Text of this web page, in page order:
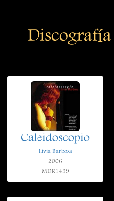
Caleidoscopio
Livia Barbosa
2006
MDR1439